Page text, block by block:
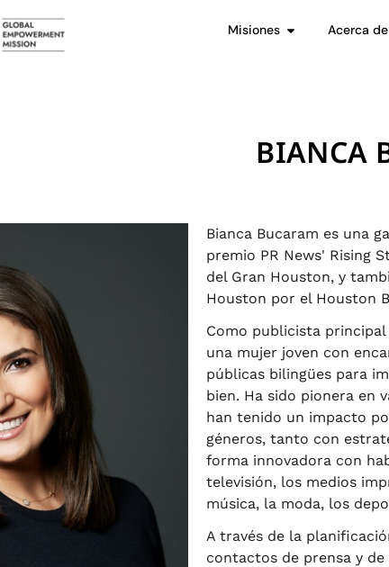
Misiones Acerca
BIANCA
Bianca Bucaram es una
premio PR News' Rising
del Gran Houston, y
Houston por el Houston
Como publicista principal
una mujer joven con
públicas bilingües para
bien. Ha sido pionera en
han tenido un impacto
géneros, tanto con
forma innovadora con
televisión, los medios
música, la moda, los
A través de la
contactos de prensa y de